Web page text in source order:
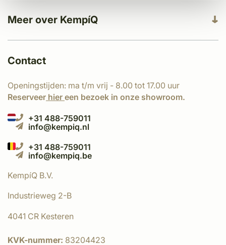
Meer over KempíQ
Contact
Openingstijden: ma t/m vrij - 8.00 tot 17.00 uur
Reserveer hier een bezoek in onze showroom.
+31 488-759011
info@kempiq.nl
+31 488-759011
info@kempiq.be
KempíQ B.V.
Industrieweg 2-B
4041 CR Kesteren
KVK-nummer: 83204423